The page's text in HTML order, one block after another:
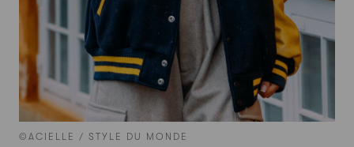
©ACIELLE / STYLE DU MONDE